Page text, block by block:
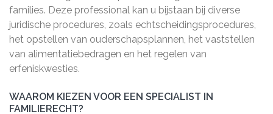
families. Deze professional kan u bijstaan bij diverse
juridische procedures, zoals echtscheidingsprocedures,
het opstellen van ouderschapsplannen, het vaststellen
van alimentatiebedragen en het regelen van
erfeniskwesties.
WAAROM KIEZEN VOOR EEN SPECIALIST IN
FAMILIERECHT?